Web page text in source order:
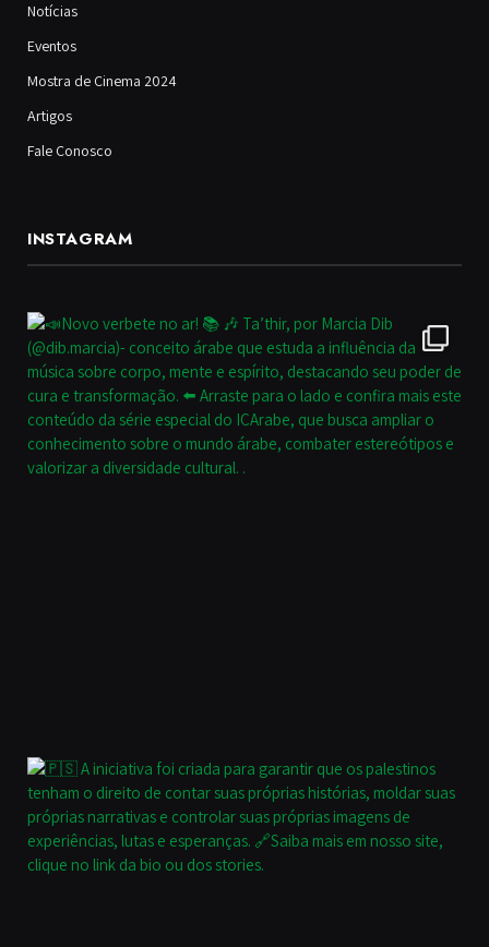
Notícias
Eventos
Mostra de Cinema 2024
Artigos
Fale Conosco
INSTAGRAM